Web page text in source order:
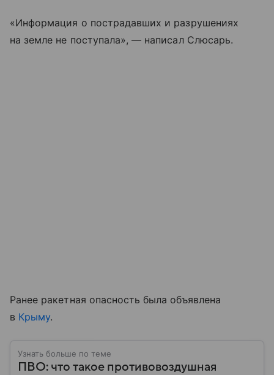
«Информация о пострадавших и разрушениях
на земле не поступала», — написал Слюсарь.
Ранее ракетная опасность была объявлена
в Крыму.
Узнать больше по теме
ПВО: что такое противовоздушная